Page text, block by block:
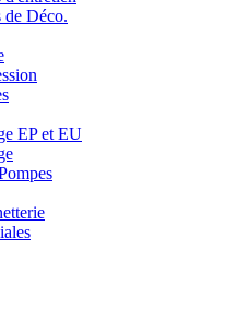
de Déco.
EP et EU